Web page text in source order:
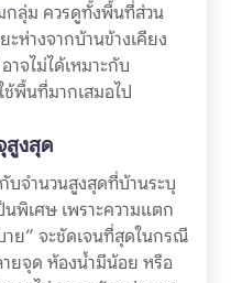
กลุ่ม ควรดูทั้งพื้นที่ส่วน
ะห่างจากบ้านข้างเคียง
าจไม่ได้เหมาะกับ
พื้นที่มากเสมอไป
สูงสุด
จำนวนสูงสุดที่บ้านระบุ
นพิเศษ เพราะความแตก
าย” จะชัดเจนที่สุดในกรณี
ายจุด ห้องน้ำมีน้อย หรือ